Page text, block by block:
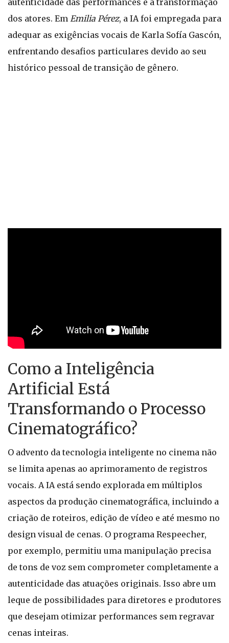
autenticidade das performances e a transformação
dos atores. Em Emilia Pérez, a IA foi empregada para
adequar as exigências vocais de Karla Sofía Gascón,
enfrentando desafios particulares devido ao seu
histórico pessoal de transição de gênero.
Como a Inteligência
Artificial Está
Transformando o Processo
Cinematográfico?
O advento da tecnologia inteligente no cinema não
se limita apenas ao aprimoramento de registros
vocais. A IA está sendo explorada em múltiplos
aspectos da produção cinematográfica, incluindo a
criação de roteiros, edição de vídeo e até mesmo no
design visual de cenas. O programa Respeecher,
por exemplo, permitiu uma manipulação precisa
de tons de voz sem comprometer completamente a
autenticidade das atuações originais. Isso abre um
leque de possibilidades para diretores e produtores
que desejam otimizar performances sem regravar
cenas inteiras.